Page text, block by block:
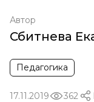
Автор
Сбитнева
Педагогика
17.11.2019 362